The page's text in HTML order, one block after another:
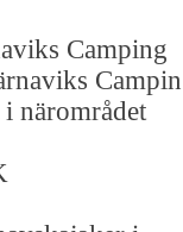
Camping
närområdet